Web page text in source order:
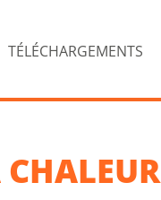
TÉLÉCHARGEMENTS